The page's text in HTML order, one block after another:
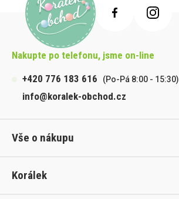
Nakupte po telefonu, jsme on-line
+420 776 183 616
(Po-Pá 8:00 - 15:30)
info@koralek-obchod.cz
Vše o nákupu
Korálek